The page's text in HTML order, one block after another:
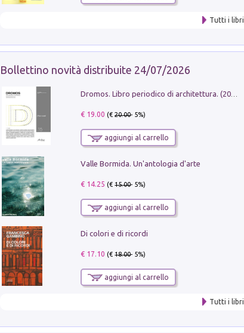
Tutti i libri
Bollettino novità distribuite 24/07/2026
€ 19.00 (€20.00- 5%)
aggiungi al carrello
Valle Bormida. Un'antologia d'arte
€ 14.25 (€15.00- 5%)
aggiungi al carrello
Di colori e di ricordi
€ 17.10 (€18.00- 5%)
aggiungi al carrello
Tutti i libri